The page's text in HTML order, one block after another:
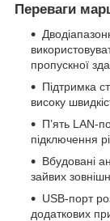
Переваги
пропускної
Підтримка
високу
П’ять LAN-
підключення
Вбудовані
зайвих
USB-порт
додаткових